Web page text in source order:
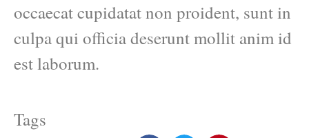
occaecat cupidatat non proident, sunt in
culpa qui officia deserunt mollit anim id
est laborum.
Tags